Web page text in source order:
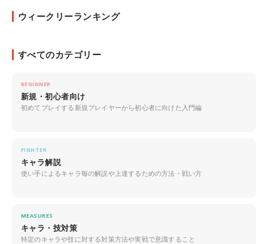
ウィークリーランキング
すべてのカテゴリー
BEGINNER
新規・初心者向け
初めてプレイする新規プレイヤーから初心者に向けた入門編
FIGHTER
キャラ解説
使い手によるキャラ毎の解説や上達するための方法・戦い方
MEASURES
キャラ・技対策
特定のキャラや技に対する対策方法や実戦で意識すること